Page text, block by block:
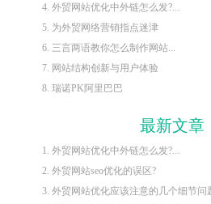
4. 外贸网站优化中外链怎么发?...
5. 为外贸网络营销指点迷津
6. 三言两语教你怎么制作网站...
7. 网站结构创新与用户体验
8. 瑞诺PK阿里巴巴
最新文章
1. 外贸网站优化中外链怎么发?...
2. 外贸网站seo优化的误区?
3. 外贸网站优化应该注意的几个细节问